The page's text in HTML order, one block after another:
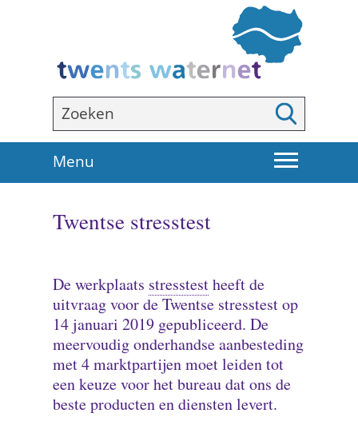
de
inhoud
Zoeken Zoeken
Menu
i
k
p
p
e
n
Twentse stresstest
De werkplaats stresstest(onderzoek
naar
de
mate
waarin
een
gebied
heeft de
uitvraag voor de Twentse stresstest op
14 januari 2019 gepubliceerd. De
meervoudig onderhandse aanbesteding
met 4 marktpartijen moet leiden tot
een keuze voor het bureau dat ons de
beste producten en diensten levert.